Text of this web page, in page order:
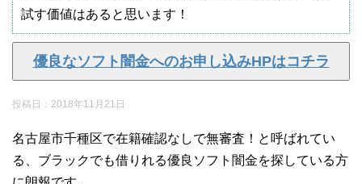
試す価値はあると思います！
優良なソフト闇金へのお申し込みHPはコチラ
投稿日： 2018年11月21日
名古屋市千種区で在籍確認なしで無審査！と呼ばれてい
る、ブラックでも借りれる優良ソフト闇金を探している方